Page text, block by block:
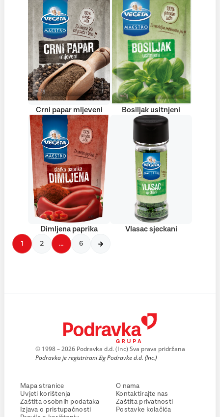
Crni papar mljeveni Bosiljak usitnjeni
Dimljena paprika Vlasac sjeckani
1 2 … 6
© 1998 – 2026 Podravka d.d. (Inc) Sva prava pridržana
Podravka je registrirani žig Podravke d.d. (Inc.)
Mapa stranice
Uvjeti korištenja
Zaštita osobnih podataka
Izjava o pristupačnosti
O nama
Kontaktirajte nas
Zaštita privatnosti
Postavke kolačića